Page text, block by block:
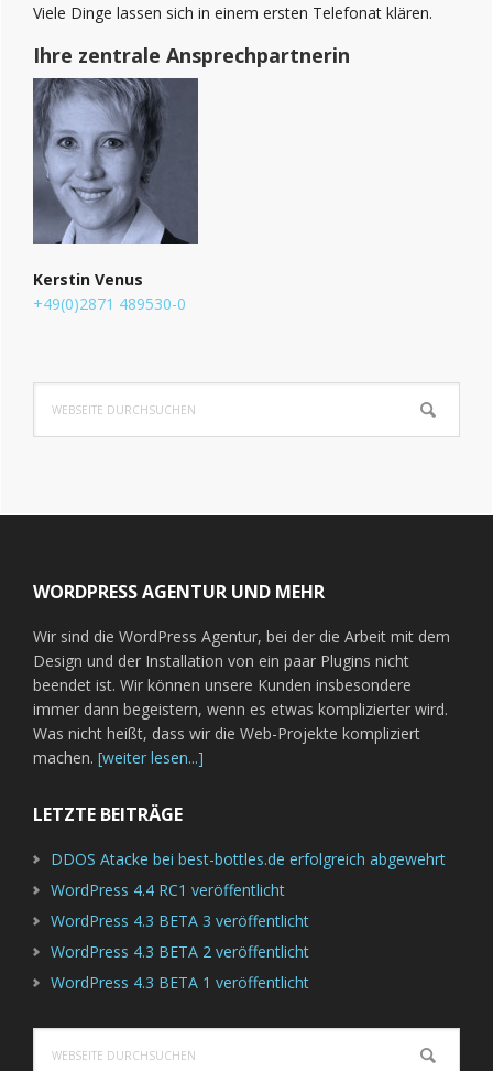
Viele Dinge lassen sich in einem ersten Telefonat klären.
Ihre zentrale Ansprechpartnerin
Kerstin Venus
+49(0)2871 489530-0
durchsuchen
WORDPRESS AGENTUR UND MEHR
Wir sind die WordPress Agentur, bei der die Arbeit mit dem
Design und der Installation von ein paar Plugins nicht
beendet ist. Wir können unsere Kunden insbesondere
immer dann begeistern, wenn es etwas komplizierter wird.
Was nicht heißt, dass wir die Web-Projekte kompliziert
machen. [weiter lesen...]
LETZTE BEITRÄGE
DDOS Atacke bei best-bottles.de erfolgreich abgewehrt
WordPress 4.4 RC1 veröffentlicht
WordPress 4.3 BETA 3 veröffentlicht
WordPress 4.3 BETA 2 veröffentlicht
WordPress 4.3 BETA 1 veröffentlicht
durchsuchen